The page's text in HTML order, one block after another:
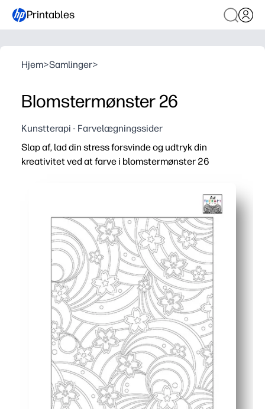
Printables
Hjem>Samlinger>
Blomstermønster 26
Kunstterapi - Farvelægningssider
Slap af, lad din stress forsvinde og udtryk din
kreativitet ved at farve i blomstermønster 26
Indbygget ro - enkle blomstergentagelser hjælper dig
Færdighedsopbygning for alle aldre - øv finmotorisk
Fleksibel til hjemmet eller klassen - bruges til